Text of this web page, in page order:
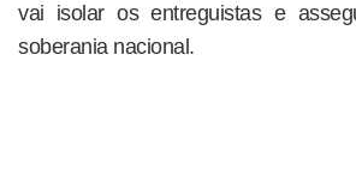
vai isolar os entreguistas e
soberania nacional.